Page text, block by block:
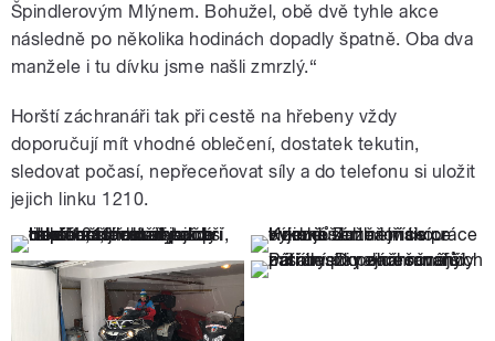
Špindlerovým Mlýnem. Bohužel, obě dvě tyhle akce
následně po několika hodinách dopadly špatně. Oba dva
manžele i tu dívku jsme našli zmrzlý.“
Horští záchranáři tak při cestě na hřebeny vždy
doporučují mít vhodné oblečení, dostatek tekutin,
sledovat počasí, nepřeceňovat síly a do telefonu si uložit
jejich linku 1210.